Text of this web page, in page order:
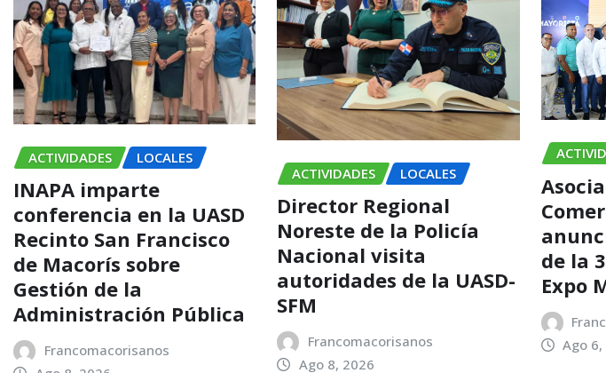
ACTIVIDADES LOCALES
INAPA imparte
conferencia en la UASD
Recinto San Francisco
de Macorís sobre
Gestión de la
Administración Pública
Francomacorisanos
ACTIVIDADES LOCALES
Director Regional
Noreste de la Policía
Nacional visita
autoridades de la UASD-
SFM
Francomacorisanos
Ago 8, 2026
de la
Expo
Ago